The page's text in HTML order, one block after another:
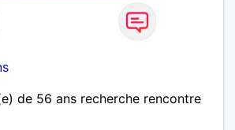
de 56 ans recherche rencontre